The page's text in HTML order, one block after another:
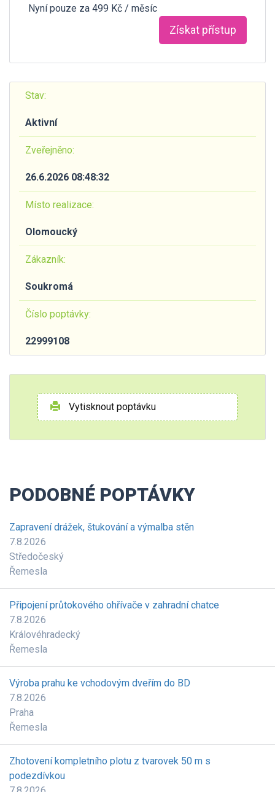
Nyní pouze za 499 Kč / měsíc
Získat přístup
Stav:
Aktivní
Zveřejněno:
26.6.2026 08:48:32
Místo realizace:
Olomoucký
Zákazník:
Soukromá
Číslo poptávky:
22999108
Vytisknout poptávku
PODOBNÉ POPTÁVKY
Zapravení drážek, štukování a výmalba stěn
7.8.2026
Středočeský
Řemesla
Připojení průtokového ohřívače v zahradní chatce
7.8.2026
Královéhradecký
Řemesla
Výroba prahu ke vchodovým dveřím do BD
7.8.2026
Praha
Řemesla
Zhotovení kompletního plotu z tvarovek 50 m s
podezdívkou